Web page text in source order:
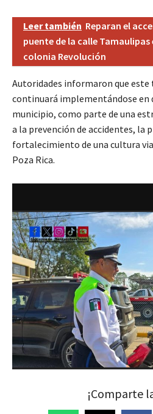
Leer también Reparan el
puente de la calle Tamaulipas
colonia Revolución
Autoridades informaron que
continuará implementándose en
municipio, como parte de una
a la prevención de accidentes, la
fortalecimiento de una cultura
Poza Rica.
¡Comparte